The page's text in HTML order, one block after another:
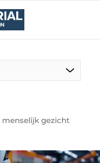
gezicht